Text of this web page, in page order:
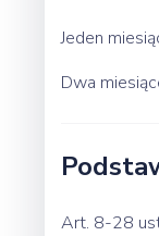
Jeden
Dwa
Art. 8-28